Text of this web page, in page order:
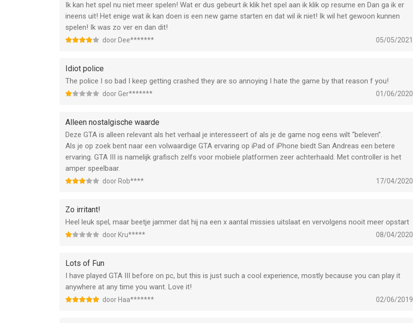
Ik kan het spel nu niet meer spelen! Wat er dus gebeurt ik klik het spel aan ik klik op resume en Dan ga ik er
ineens uit! Het enige wat ik kan doen is een new game starten en dat wil ik niet! Ik wil het gewoon kunnen
spelen! Ik was zo ver en dan dit!
door Dee******* 05/05/2021
Idiot police
The police I so bad I keep getting crashed they are so annoying I hate the game by that reason f you!
door Ger******* 01/06/2020
Alleen nostalgische waarde
Deze GTA is alleen relevant als het verhaal je interesseert of als je de game nog eens wilt “beleven”.
Als je op zoek bent naar een volwaardige GTA ervaring op iPad of iPhone biedt San Andreas een betere
ervaring. GTA III is namelijk grafisch zelfs voor mobiele platformen zeer achterhaald. Met controller is het
amper speelbaar.
door Rob**** 17/04/2020
Zo irritant!
Heel leuk spel, maar beetje jammer dat hij na een x aantal missies uitslaat en vervolgens nooit meer opstart
door Kru***** 08/04/2020
Lots of Fun
I have played GTA III before on pc, but this is just such a cool experience, mostly because you can play it
anywhere at any time you want. Love it!
door Haa******* 02/06/2019